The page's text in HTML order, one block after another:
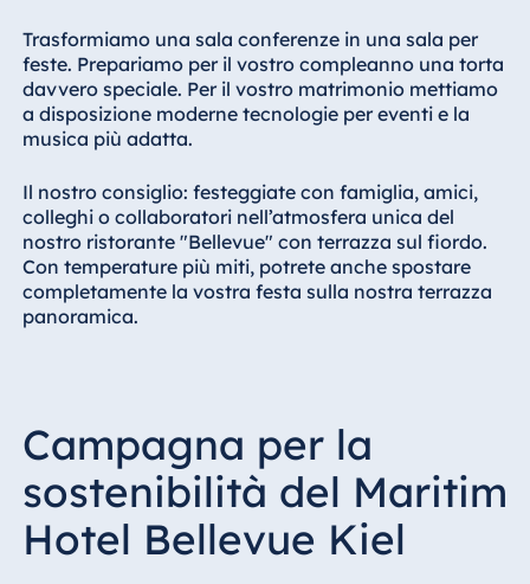
Trasformiamo una sala conferenze in una sala per
feste. Prepariamo per il vostro compleanno una torta
davvero speciale. Per il vostro matrimonio mettiamo
a disposizione moderne tecnologie per eventi e la
musica più adatta.
Il nostro consiglio: festeggiate con famiglia, amici,
colleghi o collaboratori nell’atmosfera unica del
nostro ristorante "Bellevue" con terrazza sul fiordo.
Con temperature più miti, potrete anche spostare
completamente la vostra festa sulla nostra terrazza
panoramica.
Campagna per la
sostenibilità del Maritim
Hotel Bellevue Kiel